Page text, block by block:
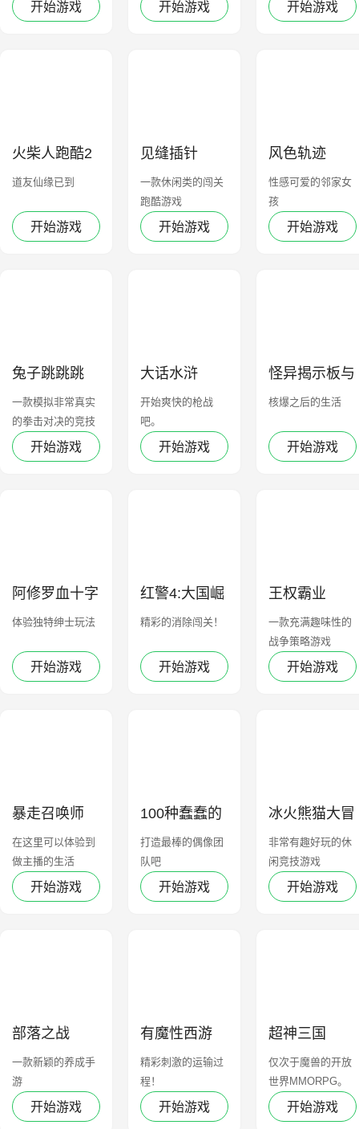
开始游戏 开始游戏 开始游戏
火柴人跑酷2
道友仙缘已到
开始游戏
见缝插针
一款休闲类的闯关
跑酷游戏
开始游戏
风色轨迹
性感可爱的邻家女
孩
开始游戏
兔子跳跳跳
一款模拟非常真实
的拳击对决的竞技
类型的游戏
开始游戏
大话水浒
开始爽快的枪战
吧。
开始游戏
怪异揭示板与
七重传言
核爆之后的生活
开始游戏
阿修罗血十字
体验独特绅士玩法
开始游戏
红警4:大国崛
起
精彩的消除闯关！
开始游戏
王权霸业
一款充满趣味性的
战争策略游戏
开始游戏
暴走召唤师
在这里可以体验到
做主播的生活
开始游戏
100种蠢蠢的
死法3
打造最棒的偶像团
队吧
开始游戏
冰火熊猫大冒
险2
非常有趣好玩的休
闲竞技游戏
开始游戏
部落之战
一款新颖的养成手
游
开始游戏
有魔性西游
精彩刺激的运输过
程！
开始游戏
超神三国
仅次于魔兽的开放
世界MMORPG。
开始游戏